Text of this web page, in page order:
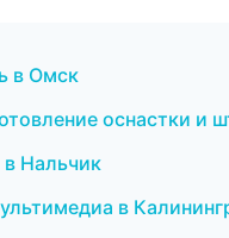
в Омск
оснастки и
Нальчик
в